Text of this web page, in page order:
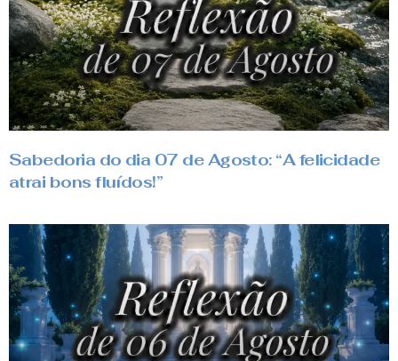
Sabedoria do dia 07 de Agosto: “A felicidade
atrai bons fluídos!”